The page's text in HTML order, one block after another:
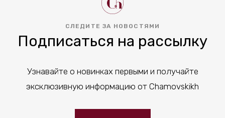
СЛЕДИТЕ ЗА НОВОСТЯМИ
Подписаться на рассылку
Узнавайте о новинках первыми и получайте
эксклюзивную информацию от Chamovskikh